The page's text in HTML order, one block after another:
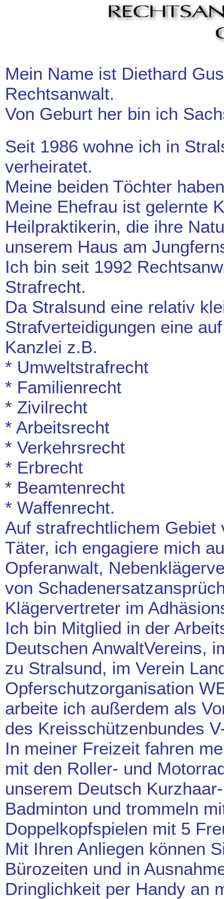
Mein Name ist Diethard
Rechtsanwalt.
Von Geburt her bin ich
Seit 1986 wohne ich in
verheiratet.
Meine beiden Töchter
Meine Ehefrau ist gelernte
Heilpraktikerin, die ihre
unserem Haus am
Ich bin seit 1992
Strafrecht.
Da Stralsund eine relativ
Strafverteidigungen eine
Kanzlei z.B.
* Umweltstrafrecht
* Familienrecht
* Zivilrecht
* Arbeitsrecht
* Verkehrsrecht
* Erbrecht
* Beamtenrecht
* Waffenrecht.
Auf strafrechtlichem
Täter, ich engagiere mich
Opferanwalt,
von
Klägervertreter im
Ich bin Mitglied in der
Deutschen AnwaltVereins,
zu Stralsund, im Verein
Opferschutzorganisation
arbeite ich außerdem als
des Kreisschützenbundes
In meiner Freizeit fahren
mit den Roller- und
unserem Deutsch
Badminton und trommeln
Doppelkopfspielen mit 5
Mit Ihren Anliegen können
Bürozeiten und in
Dringlichkeit per Handy an